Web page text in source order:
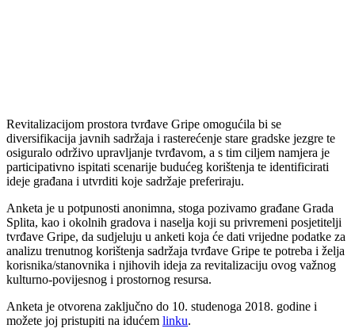
Revitalizacijom prostora tvrđave Gripe omogućila bi se
diversifikacija javnih sadržaja i rasterećenje stare gradske jezgre te
osiguralo održivo upravljanje tvrđavom, a s tim ciljem namjera je
participativno ispitati scenarije budućeg korištenja te identificirati
ideje građana i utvrditi koje sadržaje preferiraju.
Anketa je u potpunosti anonimna, stoga pozivamo građane Grada
Splita, kao i okolnih gradova i naselja koji su privremeni posjetitelji
tvrđave Gripe, da sudjeluju u anketi koja će dati vrijedne podatke za
analizu trenutnog korištenja sadržaja tvrđave Gripe te potreba i želja
korisnika/stanovnika i njihovih ideja za revitalizaciju ovog važnog
kulturno-povijesnog i prostornog resursa.
Anketa je otvorena zaključno do 10. studenoga 2018. godine i
možete joj pristupiti na idućem linku.